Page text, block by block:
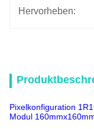
Hervorheben:
Pixelkonfiguration
Modul